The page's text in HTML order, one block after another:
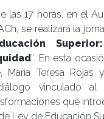
las 17 horas, en el
se realizará la
Superior:
”. En esta
María Teresa Rojas
vinculado
que
Ley de Educación